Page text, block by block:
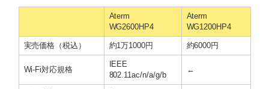
Aterm
WG2600HP4
Aterm
WG1200HP4
実売価格（税込） 約1万1000円 約6000円
Wi-Fi対応規格
IEEE
802.11ac/n/a/g/b
←